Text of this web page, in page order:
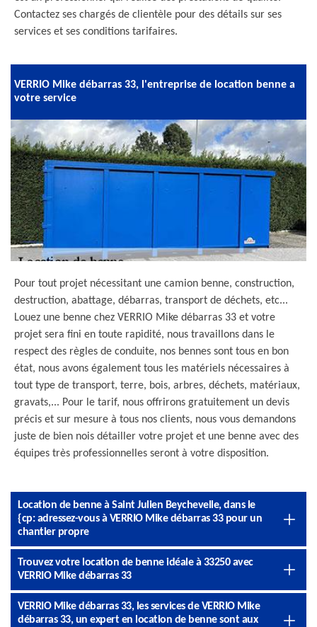
Contactez ses chargés de clientèle pour des détails sur ses
services et ses conditions tarifaires.
VERRIO Mike débarras 33, l'entreprise de location benne a
votre service
Pour tout projet nécessitant une camion benne, construction,
destruction, abattage, débarras, transport de déchets, etc...
Louez une benne chez VERRIO Mike débarras 33 et votre
projet sera fini en toute rapidité, nous travaillons dans le
respect des règles de conduite, nos bennes sont tous en bon
état, nous avons également tous les matériels nécessaires à
tout type de transport, terre, bois, arbres, déchets, matériaux,
gravats,... Pour le tarif, nous offrirons gratuitement un devis
précis et sur mesure à tous nos clients, nous vous demandons
juste de bien nois détailler votre projet et une benne avec des
équipes très professionnelles seront à votre disposition.
Location de benne à Saint Julien Beychevelle, dans le
{cp: adressez-vous à VERRIO Mike débarras 33 pour un
chantier propre
Trouvez votre location de benne idéale à 33250 avec
VERRIO Mike débarras 33
VERRIO Mike débarras 33, les services de VERRIO Mike
débarras 33, un expert en location de benne sont aux